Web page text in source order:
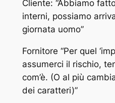
Cliente: “Abbiamo
interni, possiamo
giornata uomo”
Fornitore “Per quel
assumerci il rischio,
com’è. (O al più
dei caratteri)”